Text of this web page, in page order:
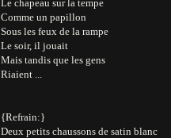
Le chapeau sur la tempe
Comme un papillon
Sous les feux de la rampe
Le soir, il jouait
Mais tandis que les gens
Riaient ...
{Refrain:}
Deux petits chaussons de satin blanc